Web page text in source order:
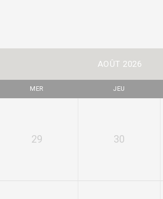
AOÛT 2026
MER JEU
29 30